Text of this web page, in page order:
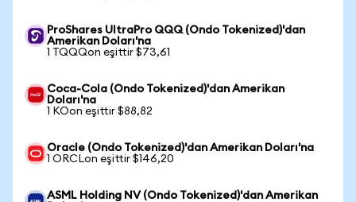
ProShares UltraPro QQQ (Ondo Tokenized)'dan
Amerikan Doları'na
1 TQQQon eşittir $73,61
Coca-Cola (Ondo Tokenized)'dan Amerikan
Doları'na
1 KOon eşittir $88,82
Oracle (Ondo Tokenized)'dan Amerikan Doları'na
1 ORCLon eşittir $146,20
ASML Holding NV (Ondo Tokenized)'dan Amerikan